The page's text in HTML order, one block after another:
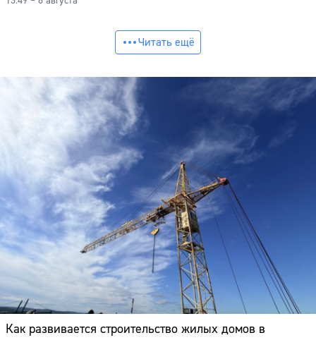
Читать ещё
Как развивается строительство жилых домов в